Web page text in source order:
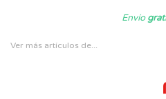
Envío
Ver más artículos de...